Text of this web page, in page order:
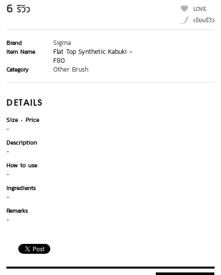
6 รีวิว
LOVE
เขียนรีวิว
Brand Sigma
Item Name
Flat Top Synthetic Kabuki -
F80
Category Other Brush
DETAILS
Size
Price
-
Description
-
How to use
-
Ingredients
-
Remarks
-